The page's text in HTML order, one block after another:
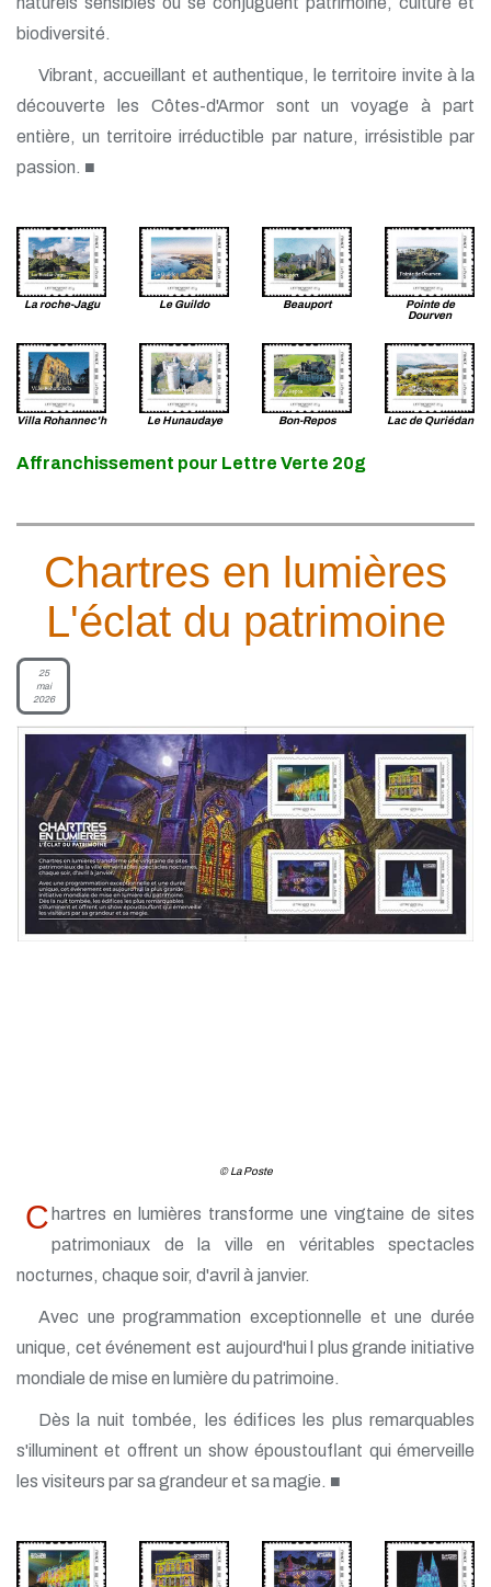
biodiversité.
Vibrant, accueillant et authentique, le territoire invite à la
découverte les Côtes-d'Armor sont un voyage à part
entière, un territoire irréductible par nature, irrésistible par
passion. ■
La roche-Jagu Le Guildo Beauport
Pointe de
Dourven
Villa Rohannec'h Le Hunaudaye Bon-Repos Lac de Quriédan
Affranchissement pour Lettre Verte 20g
Chartres en lumières
L'éclat du patrimoine
25
mai
2026
© La Poste
C hartres en lumières transforme une vingtaine de sites
patrimoniaux de la ville en véritables spectacles
nocturnes, chaque soir, d'avril à janvier.
Avec une programmation exceptionnelle et une durée
unique, cet événement est aujourd'hui l plus grande initiative
mondiale de mise en lumière du patrimoine.
Dès la nuit tombée, les édifices les plus remarquables
s'illuminent et offrent un show époustouflant qui émerveille
les visiteurs par sa grandeur et sa magie. ■